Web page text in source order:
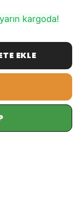
kargoda!
EKLE